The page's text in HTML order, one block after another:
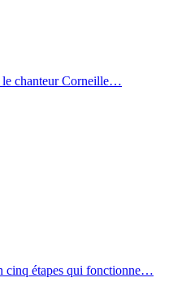
le chanteur Corneille…
cinq étapes qui fonctionne…